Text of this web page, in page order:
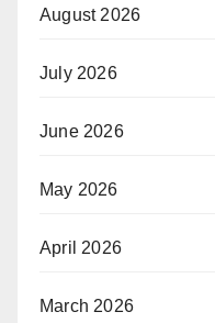
August 2026
July 2026
June 2026
May 2026
April 2026
March 2026